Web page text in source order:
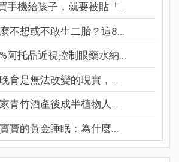
手機給孩子，就要被貼「...
不想或不敢生二胎？這8...
阿托品近視控制眼藥水納...
育是無法改變的現實，...
青竹酒產後成半植物人...
寶的黃金睡眠：為什麼...